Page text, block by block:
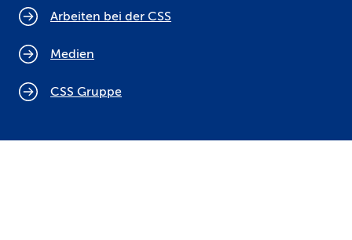
Arbeiten bei der CSS
Medien
CSS Gruppe